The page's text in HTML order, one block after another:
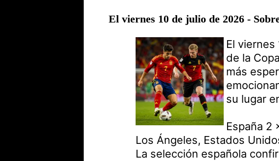
El viernes 10 de julio de 2026 -
El
de la
más
su lugar
España 2
Los Ángeles, Estados
La selección española